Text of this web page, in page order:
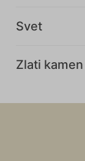
Svet
Zlati kamen